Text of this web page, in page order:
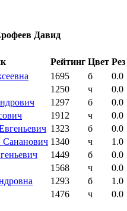
Давид
Рейтинг Цвет Рез
1695 б 0.0
1250 ч 0.0
1297 б 0.0
1912 ч 0.0
1323 б 0.0
1340 ч 1.0
1449 б 0.0
1568 ч 0.0
1293 б 1.0
1476 ч 0.0